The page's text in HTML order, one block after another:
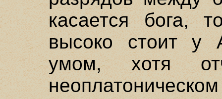
касается бога,
высоко стоит у
умом, хотя